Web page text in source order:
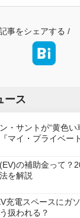
事をシェアする /
ース
・サントが“黄色い
マイ・プライベー
リマスター版で復活
の補助金って？
を解説
充電スペースにガ
扱われる？